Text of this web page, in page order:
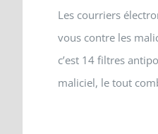
Les courriers
vous contre les
c’est 14 filtres
maliciel, le tout